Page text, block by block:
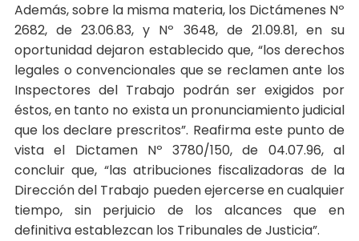
Además, sobre la misma materia, los Dictámenes Nº
2682, de 23.06.83, y Nº 3648, de 21.09.81, en su
oportunidad dejaron establecido que, “los derechos
legales o convencionales que se reclamen ante los
Inspectores del Trabajo podrán ser exigidos por
éstos, en tanto no exista un pronunciamiento judicial
que los declare prescritos”. Reafirma este punto de
vista el Dictamen Nº 3780/150, de 04.07.96, al
concluir que, “las atribuciones fiscalizadoras de la
Dirección del Trabajo pueden ejercerse en cualquier
tiempo, sin perjuicio de los alcances que en
definitiva establezcan los Tribunales de Justicia”.